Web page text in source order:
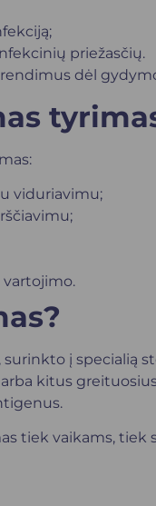
priežasčių.
dėl
viduriavimu;
į specialią
kitus
tiek vaikams, tiek